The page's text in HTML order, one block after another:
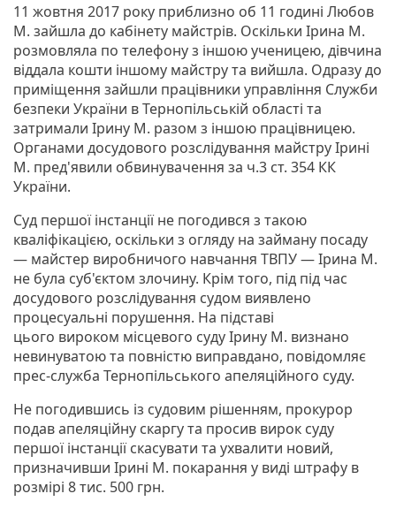
11 жовтня 2017 року приблизно об 11 годині Любов
М. зайшла до кабінету майстрів. Оскільки Ірина М.
розмовляла по телефону з іншою ученицею, дівчина
віддала кошти іншому майстру та вийшла. Одразу до
приміщення зайшли працівники управління Служби
безпеки України в Тернопільській області та
затримали Ірину М. разом з іншою працівницею.
Органами досудового розслідування майстру Ірині
М. пред'явили обвинувачення за ч.3 ст. 354 КК
України.
Суд першої інстанції не погодився з такою
кваліфікацією, оскільки з огляду на займану посаду
— майстер виробничого навчання ТВПУ — Ірина М.
не була суб'єктом злочину. Крім того, під під час
досудового розслідування судом виявлено
процесуальні порушення. На підставі
цього вироком місцевого суду Ірину М. визнано
невинуватою та повністю виправдано, повідомляє
прес-служба Тернопільського апеляційного суду.
Не погодившись із судовим рішенням, прокурор
подав апеляційну скаргу та просив вирок суду
першої інстанції скасувати та ухвалити новий,
призначивши Ірині М. покарання у виді штрафу в
розмірі 8 тис. 500 грн.